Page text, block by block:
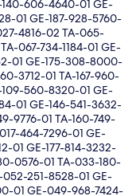
606-4640-01 GE-
01 GE-187-928-5760-
4816-02 TA-065-
067-734-1184-01 GE-
01 GE-175-308-8000-
3712-01 TA-167-960-
560-8320-01 GE-
01 GE-146-541-3632-
9776-01 TA-160-749-
464-7296-01 GE-
01 GE-177-814-3232-
0576-01 TA-033-180-
251-8528-01 GE-
01 GE-049-968-7424-